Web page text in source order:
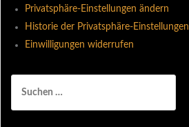
Privatsphäre-Einstellungen ändern
Historie der Privatsphäre-Einstellungen
Einwilligungen widerrufen
nach: